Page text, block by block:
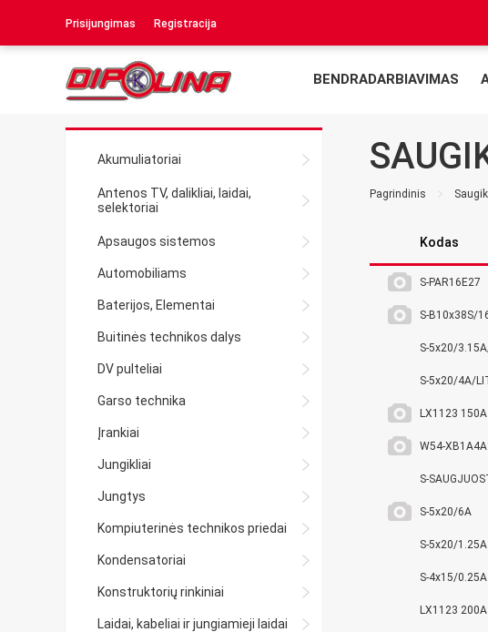
Prisijungimas Registracija
BENDRADARBIAVIMAS
Akumuliatoriai
Antenos TV, dalikliai, laidai,
selektoriai
Apsaugos sistemos
Automobiliams
Baterijos, Elementai
Buitinės technikos dalys
DV pulteliai
Garso technika
Įrankiai
Jungikliai
Jungtys
Kompiuterinės technikos priedai
Kondensatoriai
Konstruktorių rinkiniai
Laidai, kabeliai ir jungiamieji laidai
Pagrindinis
Kodas
S-PAR16E27
S-B10x38S/
S-5x20/
S-5x20/4A/
LX1123 150A
W54-
S-
S-5x20/6A
S-5x20/1.25A
S-4x15/0.25A
LX1123 200A